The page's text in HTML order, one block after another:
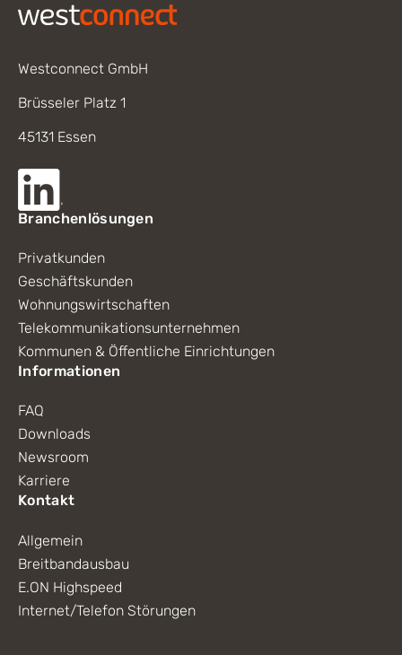
Westconnect GmbH
Brüsseler Platz 1
45131 Essen
Branchenlösungen
Privatkunden
Geschäftskunden
Wohnungswirtschaften
Telekommunikationsunternehmen
Kommunen & Öffentliche Einrichtungen
Informationen
FAQ
Downloads
Newsroom
Karriere
Kontakt
Allgemein
Breitbandausbau
E.ON Highspeed
Internet/Telefon Störungen